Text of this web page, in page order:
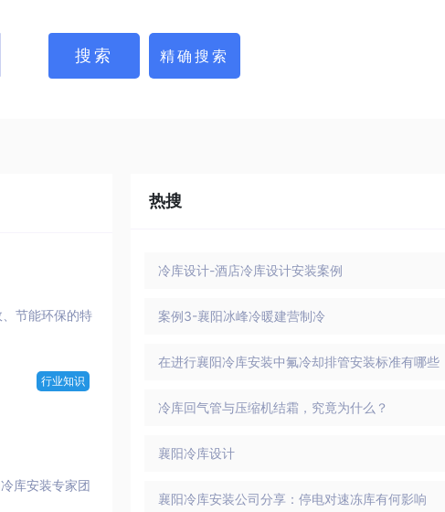
节能环保的特
行业知识
库安装专家团
热搜
冷库设计-酒店冷库设计安装案例
案例3-襄阳冰峰冷暖建营制冷
在进行襄阳冷库安装中氟冷却排管安装标准有哪些
冷库回气管与压缩机结霜，究竟为什么？
襄阳冷库设计
襄阳冷库安装公司分享：停电对速冻库有何影响